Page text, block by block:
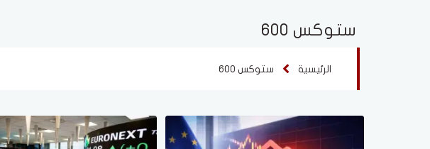
ستوكس 600
الرئيسية ستوكس 600